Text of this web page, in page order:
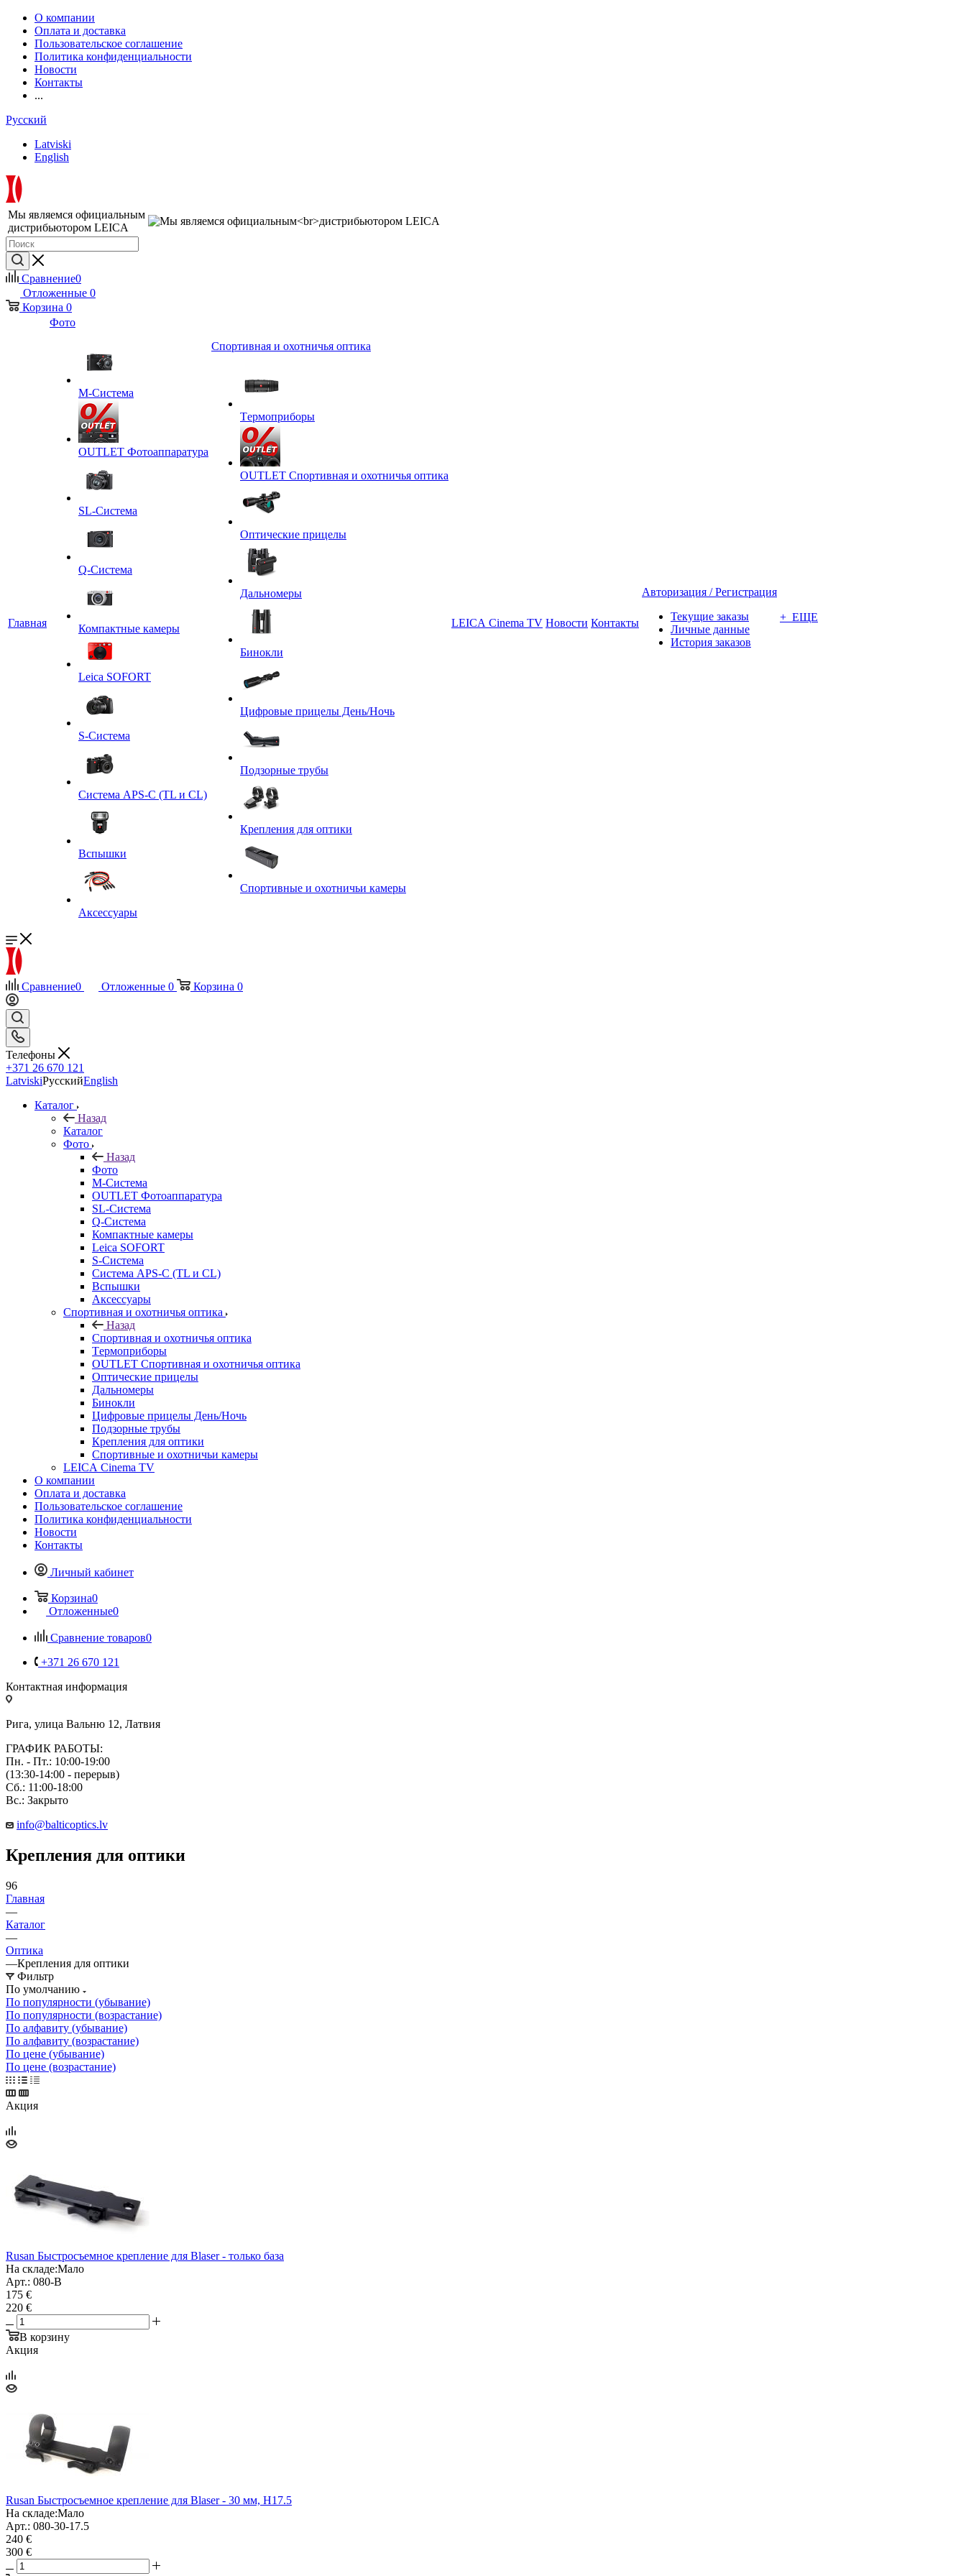
О компании
Оплата и доставка
Пользовательское соглашение
Политика конфиденциальности
Новости
Контакты
...
Русский
Latviski
English
Мы являемся официальным
дистрибьютором LEICA
Сравнение0
Отложенные 0
Корзина 0
Главная
Фото
M-Система
OUTLET Фотоаппаратура
SL-Система
Q-Cистема
Компактные камеры
Leica SOFORT
S-Система
Система APS-C (TL и CL)
Вспышки
Аксессуары
Спортивная и охотничья оптика
Tермоприборы
OUTLET Спортивная и охотничья оптика
Оптические прицелы
Дальномеры
Бинокли
Цифровые прицелы День/Ночь
Подзорные трубы
Крепления для оптики
Спортивные и охотничьи камеры
LEICA Cinema TV Новости Контакты
Авторизация / Регистрация
Текущие заказы
Личные данные
История заказов
+ ЕЩЕ
Сравнение0 Отложенные 0 Корзина 0
Телефоны
+371 26 670 121
LatviskiРусскийEnglish
Каталог
Назад
Каталог
Фото
Назад
Фото
M-Система
OUTLET Фотоаппаратура
SL-Система
Q-Cистема
Компактные камеры
Leica SOFORT
S-Система
Система APS-C (TL и CL)
Вспышки
Аксессуары
Спортивная и охотничья оптика
Назад
Спортивная и охотничья оптика
Tермоприборы
OUTLET Спортивная и охотничья оптика
Оптические прицелы
Дальномеры
Бинокли
Цифровые прицелы День/Ночь
Подзорные трубы
Крепления для оптики
Спортивные и охотничьи камеры
LEICA Cinema TV
О компании
Оплата и доставка
Пользовательское соглашение
Политика конфиденциальности
Новости
Контакты
Личный кабинет
Корзина0
Отложенные0
Сравнение товаров0
+371 26 670 121
Контактная информация
Рига, улица Вальню 12, Латвия
ГРАФИК РАБОТЫ:
Пн. - Пт.: 10:00-19:00
(13:30-14:00 - перерыв)
Сб.: 11:00-18:00
Вс.: Закрыто
info@balticoptics.lv
Крепления для оптики
96
Главная
—
Каталог
—
Оптика
—Крепления для оптики
Фильтр
По умолчанию
По популярности (убывание)
По популярности (возрастание)
По алфавиту (убывание)
По алфавиту (возрастание)
По цене (убывание)
По цене (возрастание)
Акция
Rusan Быстросъемное крепление для Blaser - только база
На складе:Мало
Арт.: 080-B
175 €
220 €
В корзину
Акция
Rusan Быстросъемное крепление для Blaser - 30 мм, H17.5
На складе:Мало
Арт.: 080-30-17.5
240 €
300 €